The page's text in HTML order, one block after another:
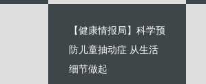
【健康情报局】科学预
防儿童抽动症 从生活
细节做起